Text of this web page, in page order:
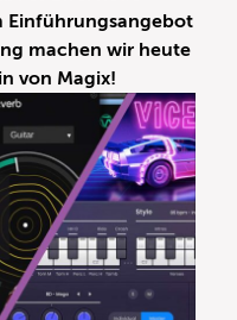
Einführungsangebot
machen wir heute
von Magix!